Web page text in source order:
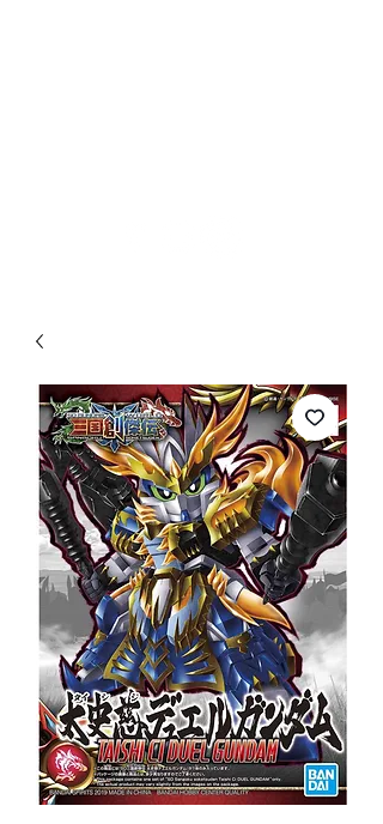
WECHAT 微信諮詢